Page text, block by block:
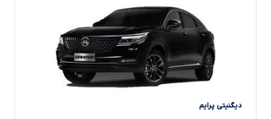
دیگنیتی پرایم